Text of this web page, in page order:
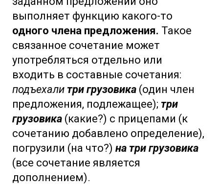
выполняет функцию какого-то
одного члена предложения. Такое
связанное сочетание может
употребляться отдельно или
входить в составные сочетания:
подъехали три грузовика (один член
предложения, подлежащее); три
грузовика (какие?) с прицепами (к
сочетанию добавлено определение),
погрузили (на что?) на три грузовика
(все сочетание является
дополнением).